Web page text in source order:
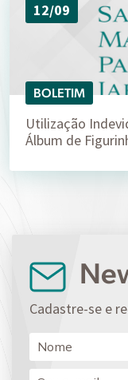
12/09
BOLETIM
Utilização
Álbum de
Cadastre-se e